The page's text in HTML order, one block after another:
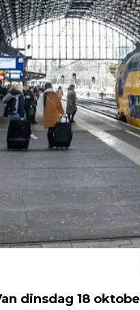
dinsdag 18